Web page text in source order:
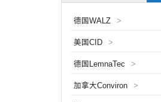
德国WALZ >
美国CID >
德国LemnaTec >
加拿大Conviron >